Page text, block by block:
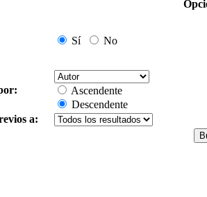
Sí No
Ascendente
Descendente
a: